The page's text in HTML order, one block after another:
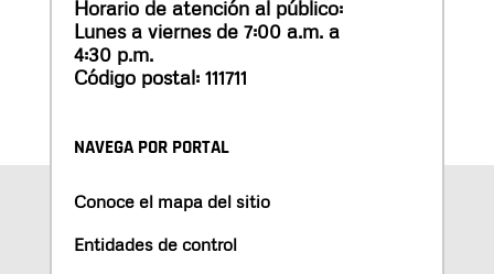
Horario de atención al público:
Lunes a viernes de 7:00 a.m. a
4:30 p.m.
Código postal: 111711
NAVEGA POR PORTAL
Conoce el mapa del sitio
Entidades de control